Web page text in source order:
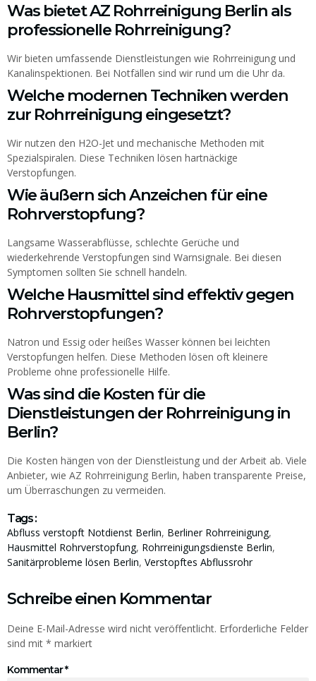
Was bietet AZ Rohrreinigung Berlin als
professionelle Rohrreinigung?
Wir bieten umfassende Dienstleistungen wie Rohrreinigung und
Kanalinspektionen. Bei Notfällen sind wir rund um die Uhr da.
Welche modernen Techniken werden
zur Rohrreinigung eingesetzt?
Wir nutzen den H2O-Jet und mechanische Methoden mit
Spezialspiralen. Diese Techniken lösen hartnäckige
Verstopfungen.
Wie äußern sich Anzeichen für eine
Rohrverstopfung?
Langsame Wasserabflüsse, schlechte Gerüche und
wiederkehrende Verstopfungen sind Warnsignale. Bei diesen
Symptomen sollten Sie schnell handeln.
Welche Hausmittel sind effektiv gegen
Rohrverstopfungen?
Natron und Essig oder heißes Wasser können bei leichten
Verstopfungen helfen. Diese Methoden lösen oft kleinere
Probleme ohne professionelle Hilfe.
Was sind die Kosten für die
Dienstleistungen der Rohrreinigung in
Berlin?
Die Kosten hängen von der Dienstleistung und der Arbeit ab. Viele
Anbieter, wie AZ Rohrreinigung Berlin, haben transparente Preise,
um Überraschungen zu vermeiden.
Tags :
Abfluss verstopft Notdienst Berlin, Berliner Rohrreinigung,
Hausmittel Rohrverstopfung, Rohrreinigungsdienste Berlin,
Sanitärprobleme lösen Berlin, Verstopftes Abflussrohr
Schreibe einen Kommentar
Deine E-Mail-Adresse wird nicht veröffentlicht. Erforderliche Felder
sind mit * markiert
Kommentar*